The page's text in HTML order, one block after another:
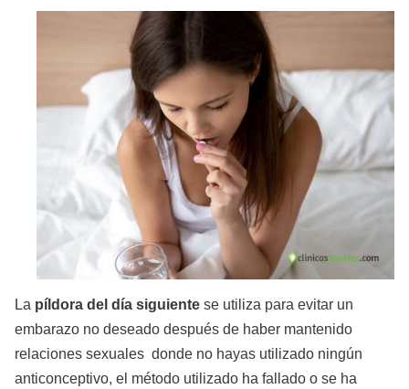
La píldora del día siguiente se utiliza para evitar un
embarazo no deseado después de haber mantenido
relaciones sexuales donde no hayas utilizado ningún
anticonceptivo, el método utilizado ha fallado o se ha